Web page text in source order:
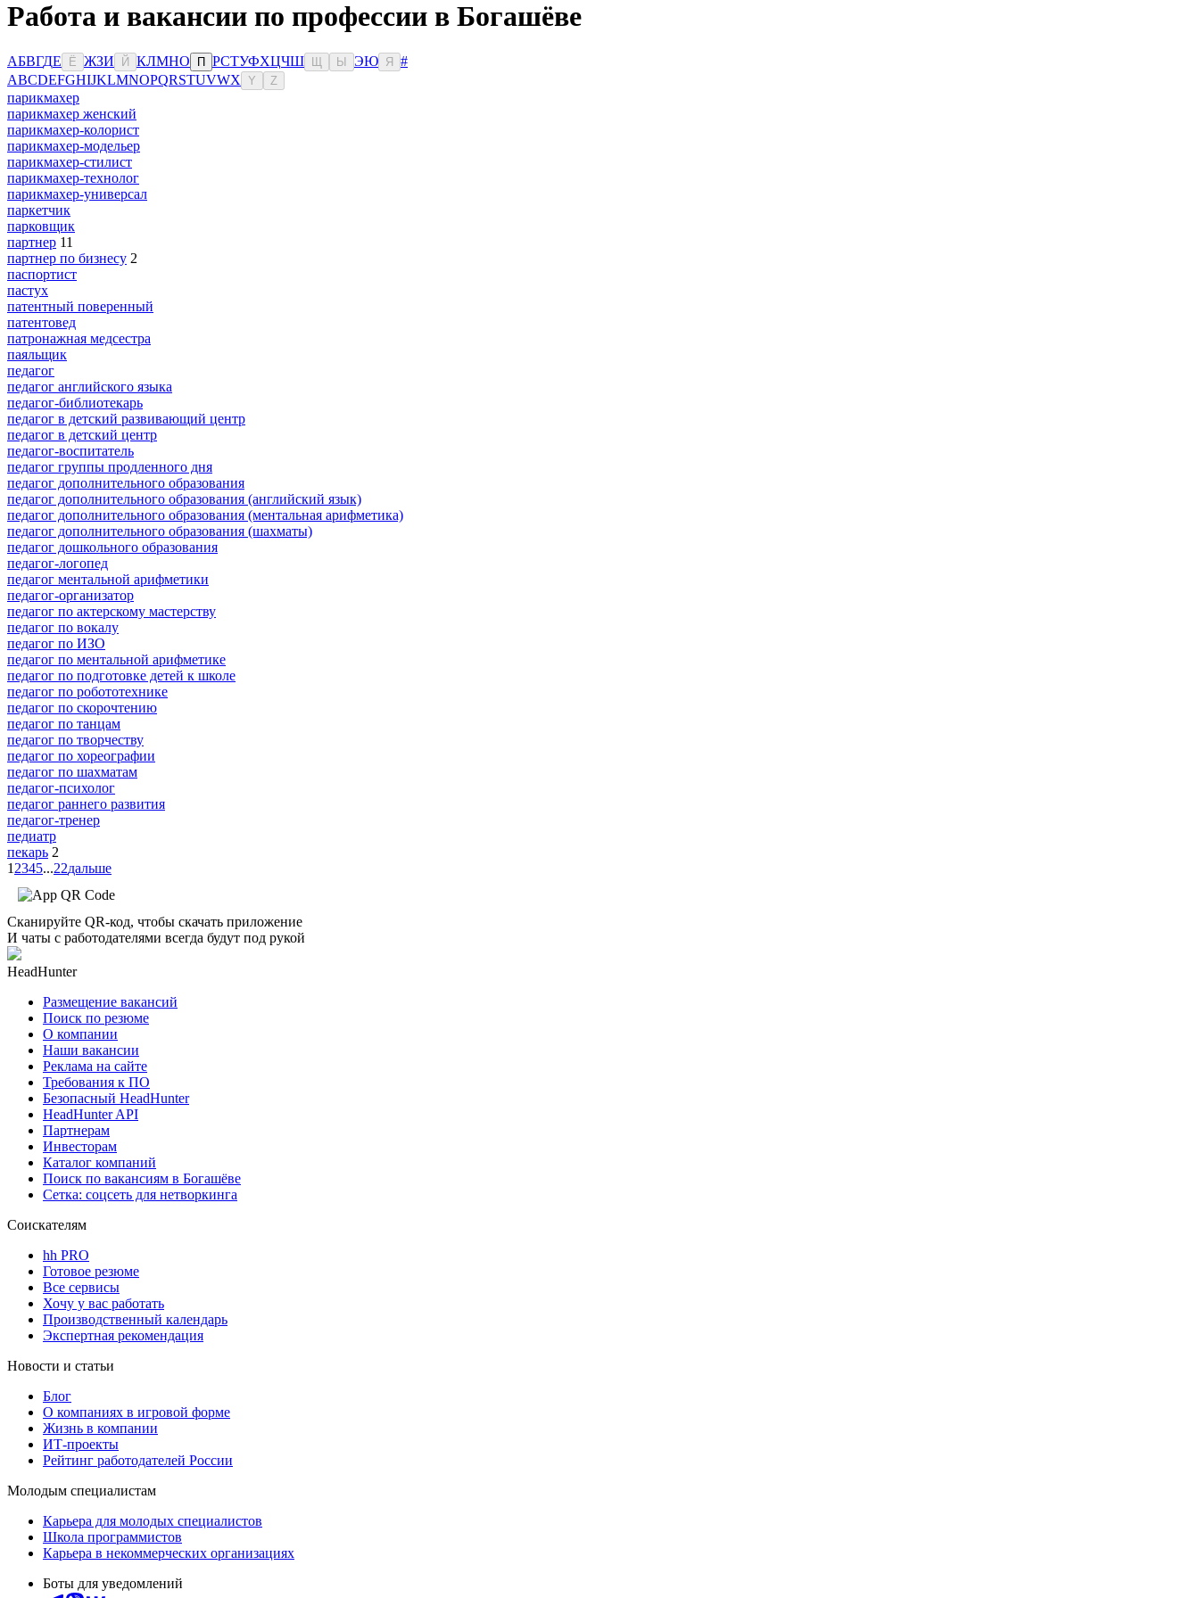
Работа и вакансии по профессии в Богашёве
АБВГДЕ Ё ЖЗИ Й КЛМНО П РСТУФХЦЧШ Ы ЭЮ Я
#
ABCDEFGHIJKLMNOPQRSTUVWX Y Z
парикмахер
парикмахер женский
парикмахер-колорист
парикмахер-модельер
парикмахер-стилист
парикмахер-технолог
парикмахер-универсал
паркетчик
парковщик
партнер 11
партнер по бизнесу 2
паспортист
пастух
патентный поверенный
патентовед
патронажная медсестра
паяльщик
педагог
педагог английского языка
педагог-библиотекарь
педагог в детский развивающий центр
педагог в детский центр
педагог-воспитатель
педагог группы продленного дня
педагог дополнительного образования
педагог дополнительного образования (английский язык)
педагог дополнительного образования (ментальная арифметика)
педагог дополнительного образования (шахматы)
педагог дошкольного образования
педагог-логопед
педагог ментальной арифметики
педагог-организатор
педагог по актерскому мастерству
педагог по вокалу
педагог по ИЗО
педагог по ментальной арифметике
педагог по подготовке детей к школе
педагог по робототехнике
педагог по скорочтению
педагог по танцам
педагог по творчеству
педагог по хореографии
педагог по шахматам
педагог-психолог
педагог раннего развития
педагог-тренер
педиатр
пекарь 2
1 2345...22дальше
Сканируйте QR-код, чтобы скачать приложение
И чаты с работодателями всегда будут под рукой
HeadHunter
Размещение вакансий
Поиск по резюме
О компании
Наши вакансии
Реклама на сайте
Требования к ПО
Безопасный HeadHunter
HeadHunter API
Партнерам
Инвесторам
Каталог компаний
Поиск по вакансиям в Богашёве
Сетка: соцсеть для нетворкинга
Соискателям
hh PRO
Готовое резюме
Все сервисы
Хочу у вас работать
Производственный календарь
Экспертная рекомендация
Новости и статьи
Блог
О компаниях в игровой форме
Жизнь в компании
ИТ-проекты
Рейтинг работодателей России
Молодым специалистам
Карьера для молодых специалистов
Школа программистов
Карьера в некоммерческих организациях
Боты для уведомлений